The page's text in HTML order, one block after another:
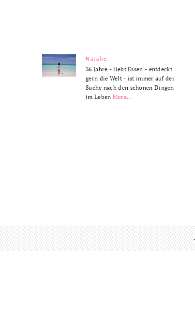
Natalie
36 Jahre - liebt Essen - entdeckt
gern die Welt - ist immer auf der
Suche nach den schönen Dingen
im Leben More...